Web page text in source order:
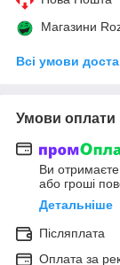
Магазини
Всі умови
Умови оплати
Ви
або гроші
Детальніше
Післяплата
Оплата за